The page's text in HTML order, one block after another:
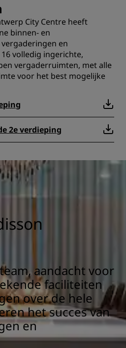
City Centre heeft
binnen- en
en
volledig ingerichte,
vergaderruimten, met alle
voor het best mogelijke
2e verdieping
aandacht voor
faciliteiten
over de hele
het succes van
en